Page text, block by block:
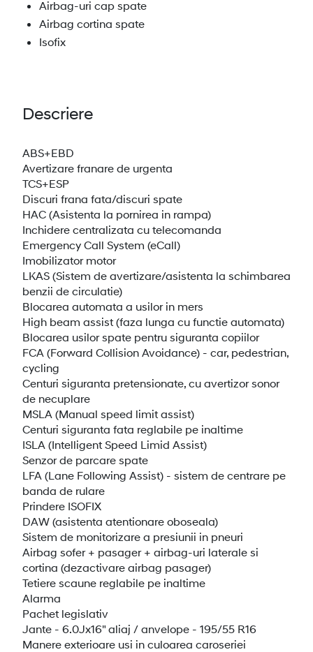
Airbag-uri cap spate
Airbag cortina spate
Isofix
Descriere
ABS+EBD
Avertizare franare de urgenta
TCS+ESP
Discuri frana fata/discuri spate
HAC (Asistenta la pornirea in rampa)
Inchidere centralizata cu telecomanda
Emergency Call System (eCall)
Imobilizator motor
LKAS (Sistem de avertizare/asistenta la schimbarea
benzii de circulatie)
Blocarea automata a usilor in mers
High beam assist (faza lunga cu functie automata)
Blocarea usilor spate pentru siguranta copiilor
FCA (Forward Collision Avoidance) - car, pedestrian,
cycling
Centuri siguranta pretensionate, cu avertizor sonor
de necuplare
MSLA (Manual speed limit assist)
Centuri siguranta fata reglabile pe inaltime
ISLA (Intelligent Speed Limid Assist)
Senzor de parcare spate
LFA (Lane Following Assist) - sistem de centrare pe
banda de rulare
Prindere ISOFIX
DAW (asistenta atentionare oboseala)
Sistem de monitorizare a presiunii in pneuri
Airbag sofer + pasager + airbag-uri laterale si
cortina (dezactivare airbag pasager)
Tetiere scaune reglabile pe inaltime
Alarma
Pachet legislativ
Jante - 6.0Jx16" aliaj / anvelope - 195/55 R16
Manere exterioare usi in culoarea caroseriei